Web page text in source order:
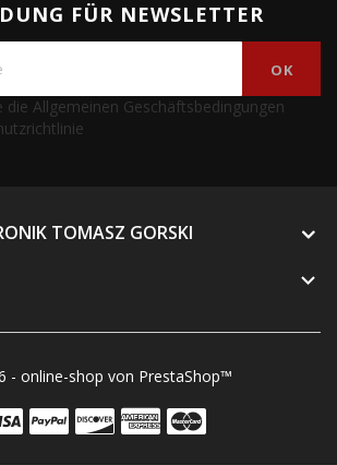
FÜR NEWSLETTER
die Allgemeinen Geschäftsbedingungen
TOMASZ GORSKI

- online-shop von PrestaShop™